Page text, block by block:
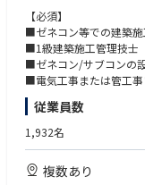
■建築施工管理職：オ
究/医療施設、マンショ
質、コスト、工程、安
す。
■設備施工管理職：設備
更追加工事の見積/行政
等)
■土木施工管理職：トン
水道など幅広い土木現
管理・監督業務をお任
【必須】
■ゼネコン等での建築
■1級建築施工管理技士
■ゼネコン/サブコンの
■電気工事または管工
■ゼネコン等での土木施
■1級土木工管理技士
【歓迎】
従業員数
1,932名
複数あり